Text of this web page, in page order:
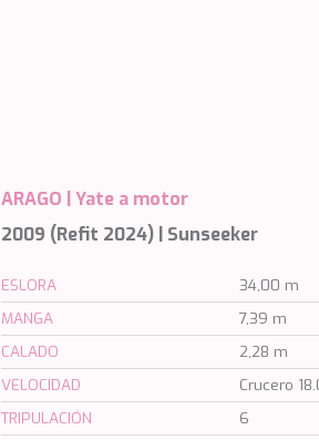
ARAGO |Yate a motor
2009 (Refit 2024) | Sunseeker
ESLORA
34,00 m
MANGA
7,39 m
CALADO
2,28 m
VELOCIDAD
Crucero
TRIPULACIÓN
6